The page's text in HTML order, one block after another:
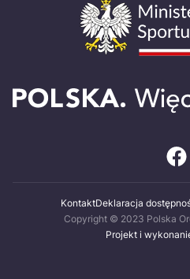
KontaktDeklaracja
Copyright © 2023 Polska
Projekt i